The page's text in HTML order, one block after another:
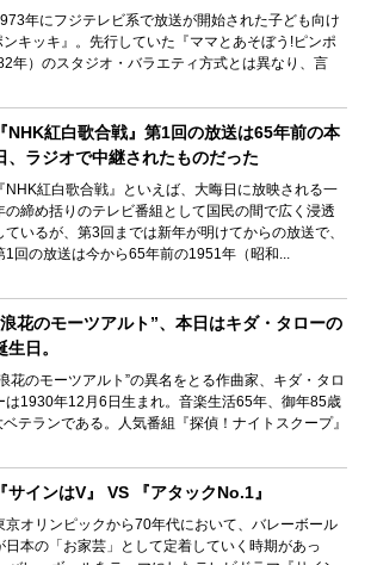
年にフジテレビ系で放送が開始された子ども向け
キッキ』。先行していた『ママとあそぼう!ピンポ
年）のスタジオ・バラエティ方式とは異なり、言
『NHK紅白歌合戦』第1回の放送は65年前の本
、ラジオで中継されたものだった
『NHK紅白歌合戦』といえば、大晦日に放映される一
の締め括りのテレビ番組として国民の間で広く浸透
ているが、第3回までは新年が明けてからの放送で、
1回の放送は今から65年前の1951年（昭和...
花のモーツアルト”、本日はキダ・タローの
生日。
花のモーツアルト”の異名をとる作曲家、キダ・タロ
は1930年12月6日生まれ。音楽生活65年、御年85歳
テランである。人気番組『探偵！ナイトスクープ』
『サインはV』 VS 『アタックNo.1』
京オリンピックから70年代において、バレーボール
日本の「お家芸」として定着していく時期があっ